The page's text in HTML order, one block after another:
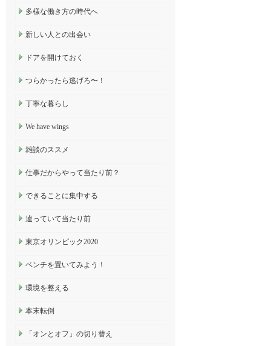
多様な働き方の時代へ
新しい人との出会い
ドアを開けておく
つらかったら逃げろ〜！
丁寧な暮らし
We have wings
雑談のススメ
仕事だからやって当たり前？
できることに集中する
違っていて当たり前
東京オリンピック2020
ベンチを置いてみよう！
環境を整える
本末転倒
「オンとオフ」の切り替え